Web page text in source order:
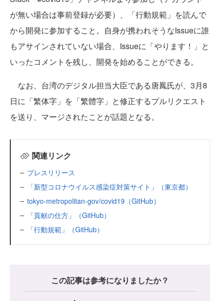
が無い場合は事前登録が必要）、「行動規範」を読んで
から開発に参加すること。自身が携われそうなIssueに誰
もアサインされていない場合、Issueに「やります！」と
いったコメントを残し、開発を始めることができる。
なお、台湾のデジタル担当大臣である唐鳳氏が、3月8
日に「繁体字」を「繁體字」と修正するプルリクエスト
を送り、マージされたことが話題となる。
関連リンク
プレスリリース
「新型コロナウイルス感染症対策サイト」（東京都）
tokyo-metropolitan-gov/covid19（GitHub）
「貢献の仕方」（GitHub）
「行動規範」（GitHub）
この記事は参考になりましたか？